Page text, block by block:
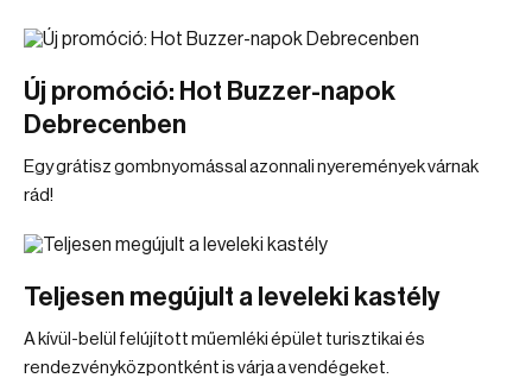
Új promóció: Hot Buzzer-napok
Debrecenben
Egy grátisz gombnyomással azonnali nyeremények várnak
rád!
Teljesen megújult a leveleki kastély
A kívül-belül felújított műemléki épület turisztikai és
rendezvényközpontként is várja a vendégeket.